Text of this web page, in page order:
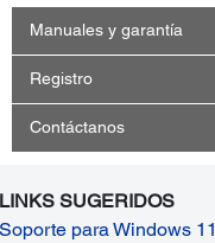
Manuales y garantía
Registro
Contáctanos
LINKS SUGERIDOS
Soporte para Windows 11